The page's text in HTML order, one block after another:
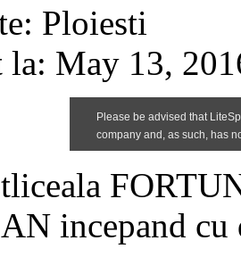
Ploiesti
la: May 13,
incepand cu